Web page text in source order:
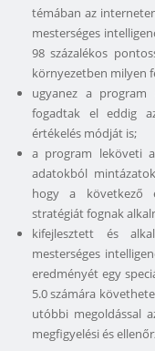
témában az
mesterséges
98 százalékos
környezetben milyen
ugyanez a program
fogadtak el eddig
értékelés módját is;
a program leköveti
adatokból
hogy a következő
stratégiát fognak
kifejlesztett és
mesterséges
eredményét egy
5.0 számára
utóbbi megoldással
megfigyelési és